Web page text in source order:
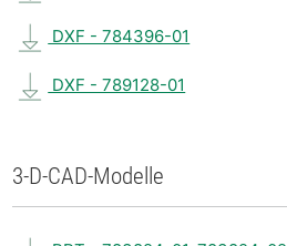
DXF - 784396-01
DXF - 789128-01
3-D-CAD-Modelle